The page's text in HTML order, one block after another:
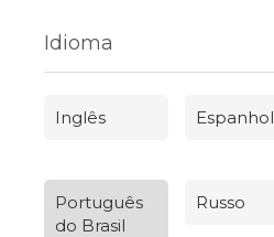
Idioma
Inglês Espanhol
Português
do Brasil
Russo